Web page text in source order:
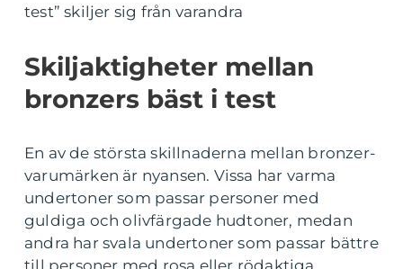
test” skiljer sig från varandra
Skiljaktigheter mellan
bronzers bäst i test
En av de största skillnaderna mellan bronzer-
varumärken är nyansen. Vissa har varma
undertoner som passar personer med
guldiga och olivfärgade hudtoner, medan
andra har svala undertoner som passar bättre